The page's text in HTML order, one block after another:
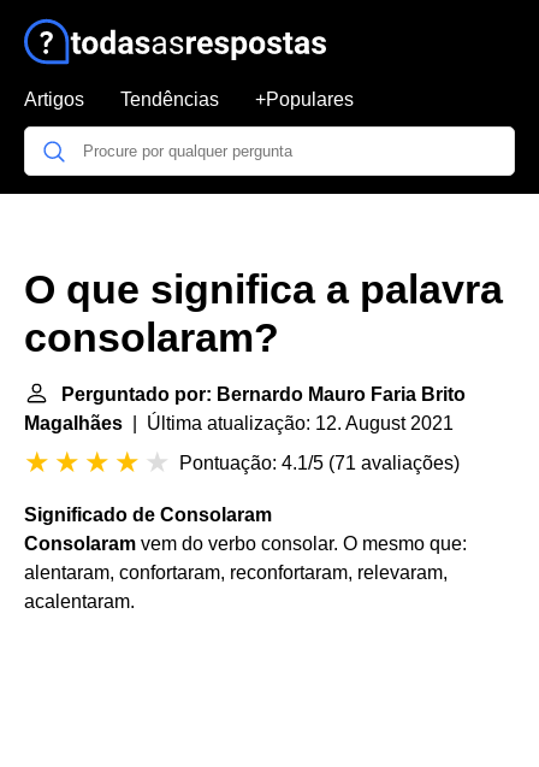
Artigos Tendências +Populares
O que significa a palavra
consolaram?
Perguntado por: Bernardo Mauro Faria Brito
Magalhães | Última atualização: 12. August 2021
Pontuação: 4.1/5 (71 avaliações)
Significado de Consolaram
Consolaram vem do verbo consolar. O mesmo que:
alentaram, confortaram, reconfortaram, relevaram,
acalentaram.